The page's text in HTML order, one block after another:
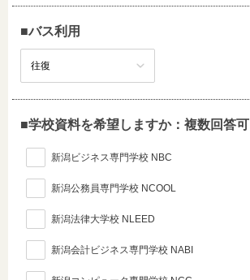
■バス利用
■学校資料を希望しますか：複数回答可
新潟ビジネス専門学校 NBC
新潟公務員専門学校 NCOOL
新潟法律大学校 NLEED
新潟会計ビジネス専門学校 NABI